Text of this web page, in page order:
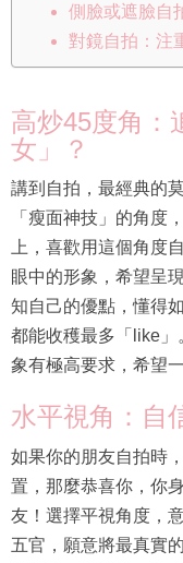
側臉或遮臉自
對鏡自拍：注
高炒45度角：
女」？
講到自拍，最經典的
「瘦面神技」的角度
上，喜歡用這個角度
眼中的形象，希望呈
知自己的優點，懂得
都能收穫最多「like
象有極高要求，希望
水平視角：自
如果你的朋友自拍時
置，那麼恭喜你，你
友！選擇平視角度，
五官，願意將最真實